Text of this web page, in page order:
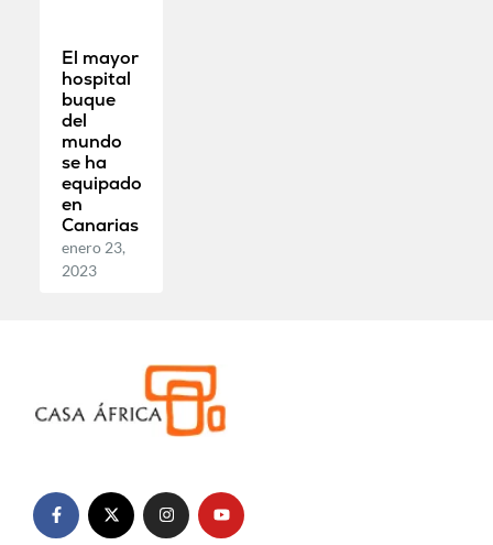
El mayor
hospital
buque
del
mundo
se ha
equipado
en
Canarias
enero 23,
2023